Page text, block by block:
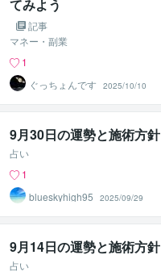
てみよう
記事
マネー・副業
1
ぐっちょんです
2025/10/10
9月30日の運勢と施術方針
占い
1
blueskyhigh95
2025/09/29
9月14日の運勢と施術方針
占い